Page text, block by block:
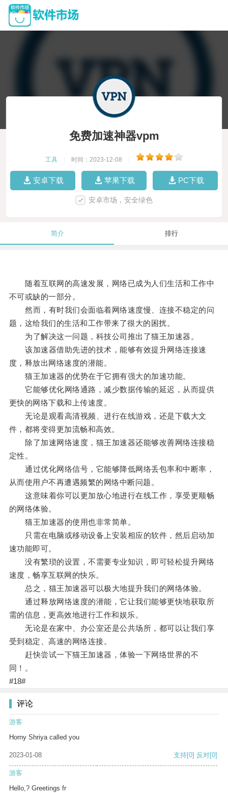
免费加速神器vpm
工具 时间：2023-12-08
安卓下载 苹果下载 PC下载
安卓市场，安全绿色
简介 排行
随着互联网的高速发展，网络已成为人们生活和工作中
不可或缺的一部分。
然而，有时我们会面临着网络速度慢、连接不稳定的问
题，这给我们的生活和工作带来了很大的困扰。
为了解决这一问题，科技公司推出了猫王加速器。
该加速器借助先进的技术，能够有效提升网络连接速
度，释放出网络速度的潜能。
猫王加速器的优势在于它拥有强大的加速功能。
它能够优化网络通路，减少数据传输的延迟，从而提供
更快的网络下载和上传速度。
无论是观看高清视频、进行在线游戏，还是下载大文
件，都将变得更加流畅和高效。
除了加速网络速度，猫王加速器还能够改善网络连接稳
定性。
通过优化网络信号，它能够降低网络丢包率和中断率，
从而使用户不再遭遇频繁的网络中断问题。
这意味着你可以更加放心地进行在线工作，享受更顺畅
的网络体验。
猫王加速器的使用也非常简单。
只需在电脑或移动设备上安装相应的软件，然后启动加
速功能即可。
没有繁琐的设置，不需要专业知识，即可轻松提升网络
速度，畅享互联网的快乐。
总之，猫王加速器可以极大地提升我们的网络体验。
通过释放网络速度的潜能，它让我们能够更快地获取所
需的信息，更高效地进行工作和娱乐。
无论是在家中、办公室还是公共场所，都可以让我们享
受到稳定、高速的网络连接。
赶快尝试一下猫王加速器，体验一下网络世界的不
同！。
#18#
评论
游客
Horny Shriya called you
2023-01-08 支持[0] 反对[0]
游客
Hello,? Greetings fr